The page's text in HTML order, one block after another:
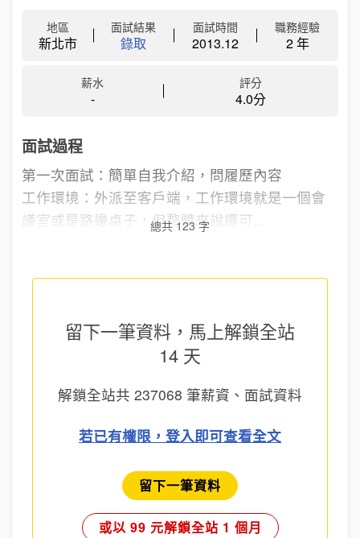
地區
新北市
面試結果
錄取
面試時間
2013.12
職務經驗
2 年
薪水
-
評分
4.0分
面試過程
第一次面試：簡單自我介紹，問履歷內容
工作環境：外派至客戶端，工作環境就是一個會
議室或是路邊桌子，但整體來說還可...
總共 123 字
留下一筆資料，馬上解鎖全站
14 天
解鎖全站共 237068 筆薪資、面試資料
若已有權限，登入即可查看全文
留下一筆資料
或以 99 元解鎖全站 1 個月